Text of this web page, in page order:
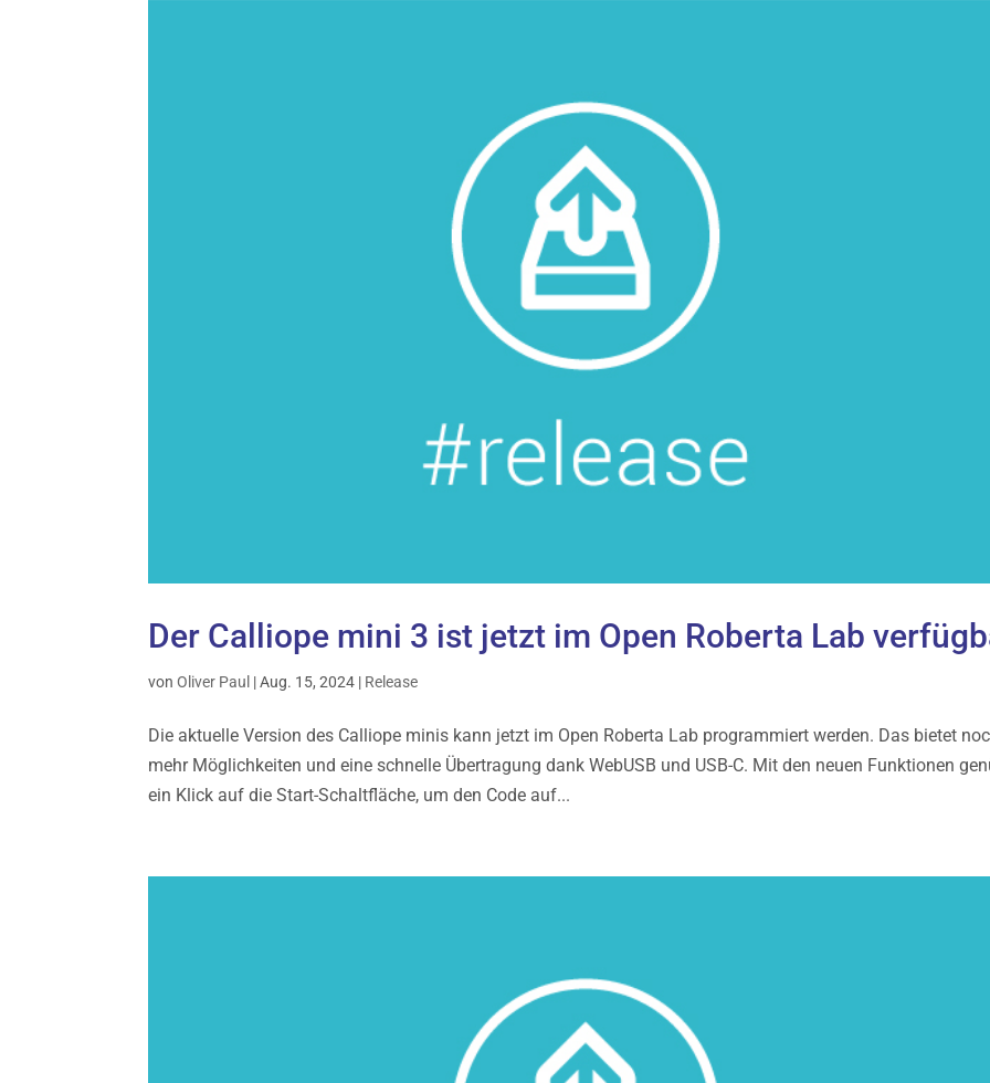
Der Calliope mini 3 ist jetzt im Open Roberta Lab
vonOliver Paul |Aug. 15, 2024 | Release
Die aktuelle Version des Calliope minis kann jetzt im Open Roberta Lab programmiert werden. Das bietet
mehr Möglichkeiten und eine schnelle Übertragung dank WebUSB und USB-C. Mit den neuen Funktionen
ein Klick auf die Start-Schaltfläche, um den Code auf...